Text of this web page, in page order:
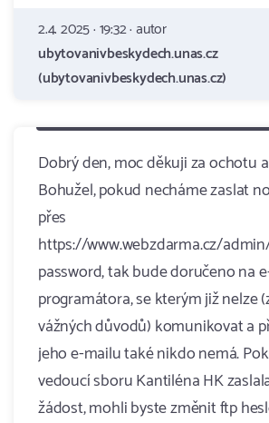
2.4. 2025 · 19:32 · autor
ubytovanivbeskydech.unas.cz
(ubytovanivbeskydech.unas.cz)
Dobrý den, moc děkuji za ochotu
Bohužel, pokud necháme zaslat
přes
https://www.webzdarma.cz/
password, tak bude doručeno na
programátora, se kterým již nelze
vážných důvodů) komunikovat a
jeho e-mailu také nikdo nemá.
vedoucí sboru Kantiléna HK
žádost, mohli byste změnit ftp